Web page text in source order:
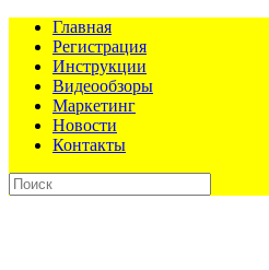
Главная
Регистрация
Инструкции
Видеообзоры
Маркетинг
Новости
Контакты